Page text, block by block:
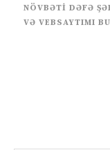
NÖVBƏTI DƏFƏ
VƏ VEBSAYTIMI